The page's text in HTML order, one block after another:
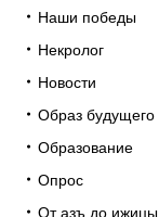
Наши победы
Некролог
Новости
Образ будущего
Образование
Опрос
От азъ до ижицы